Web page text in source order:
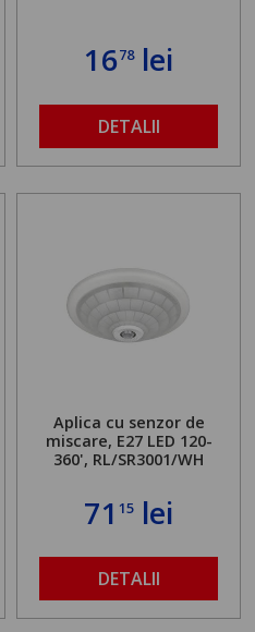
1678lei
DETALII
Aplica cu senzor de
miscare, E27 LED 120-
360', RL/SR3001/WH
7115 lei
DETALII